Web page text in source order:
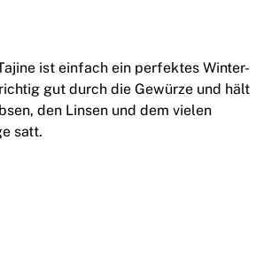
ist einfach ein perfektes Winter-
gut durch die Gewürze und hält
den Linsen und dem vielen
satt.